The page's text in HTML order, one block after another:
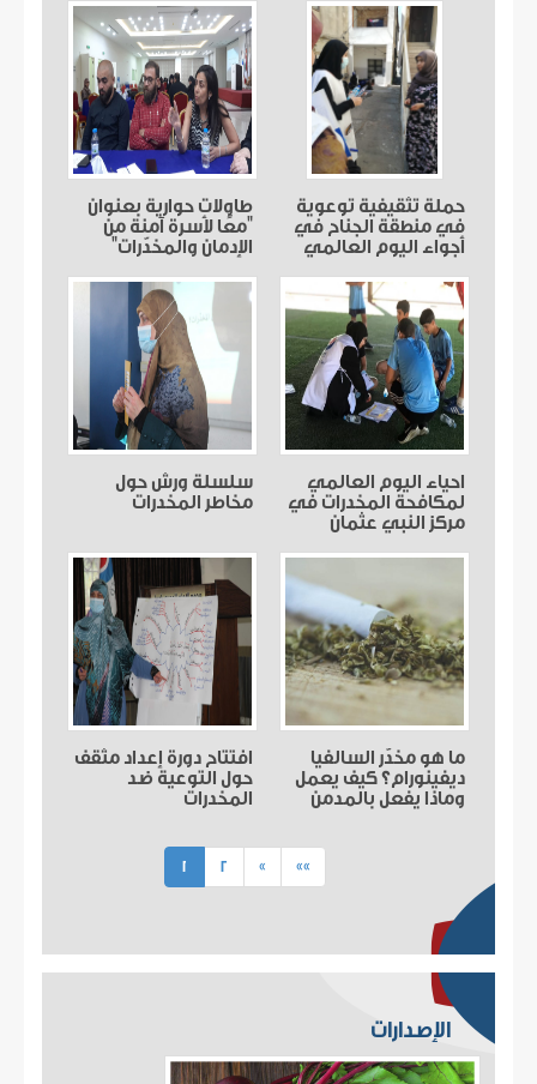
النبي شيت الصحي
المخدرات
حملة تثقيفية توعوية
في منطقة الجناح في
أجواء اليوم العالمي
طاولات حوارية بعنوان
"معًا لأسرة آمنة من
الإدمان والمخدّرات"
احياء اليوم العالمي
لمكافحة المخدرات في
مركز النبي عثمان
سلسلة ورش حول
مخاطر المخدرات
ما هو مخدّر السالفيا
ديفينورام؟ كيف يعمل
وماذا يفعل بالمدمن
افتتاح دورة إعداد مثقف
حول التوعية ضد
المخدرات
1 2 » »»
الإصدارات